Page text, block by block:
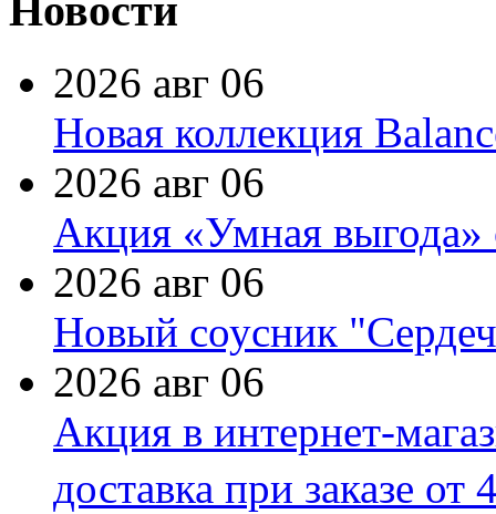
Новости
2026 авг 06
Новая коллекция
2026 авг 06
Акция «Умная выгода»
2026 авг 06
Новый соусник
2026 авг 06
Акция в интернет-
доставка при заказе от